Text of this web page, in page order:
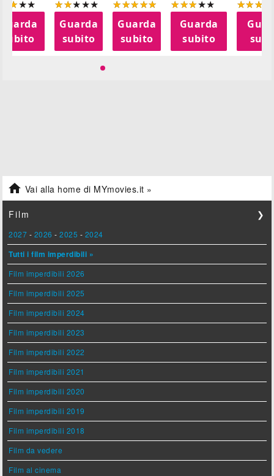
subito
Guarda
subito
Guarda
subito
Guarda
subito
 Vai alla home di MYmovies.it »
Film ❯
2027 - 2026 -2025 - 2024
Tutti i film imperdibili »
Film imperdibili 2026
Film imperdibili 2025
Film imperdibili 2024
Film imperdibili 2023
Film imperdibili 2022
Film imperdibili 2021
Film imperdibili 2020
Film imperdibili 2019
Film imperdibili 2018
Film da vedere
Film al cinema